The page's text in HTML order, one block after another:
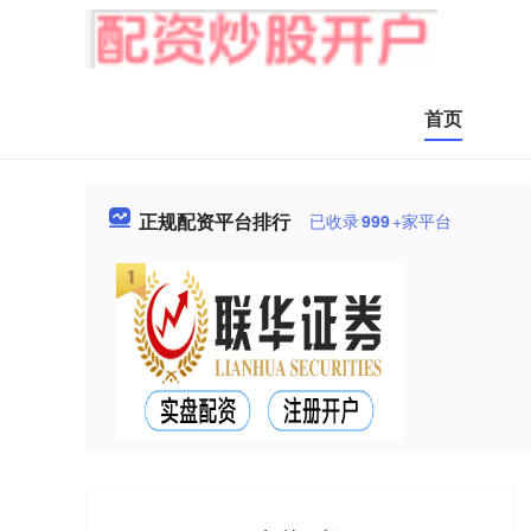
首页
正规配资平台排行 已收录999+家平台